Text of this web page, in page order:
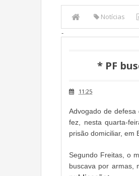
Notícias
-
* PF
11:25
Advogado de defesa
fez, nesta quarta-
prisão domiciliar, em
Segundo Freitas, o
buscava por armas,